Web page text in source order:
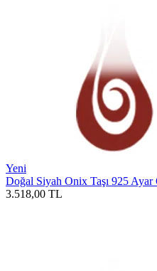
Yeni
Doğal Siyah Onix Taşı 925
3.518,00 TL